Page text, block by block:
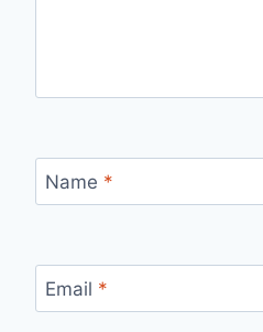
Name *
Email *